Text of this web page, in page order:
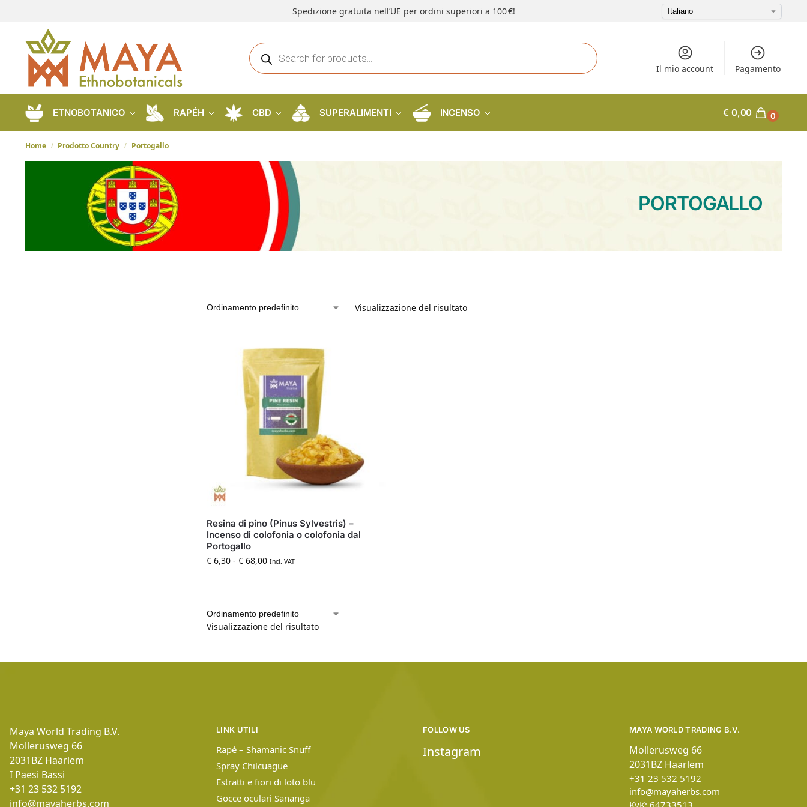
Spedizione gratuita nell’UE per ordini superiori a 100 €!
Il mio account Pagamento
ETNOBOTANICO RAPÉH CBD SUPERALIMENTI INCENSO € 0,00 0
Home / Prodotto Country / Portogallo
PORTOGALLO
Visualizzazione del risultato
Resina di pino (Pinus Sylvestris) –
Incenso di colofonia o colofonia dal
Portogallo
€ 6,30 - € 68,00 Incl. VAT
Visualizzazione del risultato
Maya World Trading B.V.
Mollerusweg 66
2031BZ Haarlem
I Paesi Bassi
+31 23 532 5192
info@mayaherbs.com
LINK UTILI
Rapé – Shamanic Snuff
Spray Chilcuague
Estratti e fiori di loto blu
Gocce oculari Sananga
MAYA WORLD TRADING B.V.
Mollerusweg 66
2031BZ Haarlem
+31 23 532 5192
info@mayaherbs.com
FOLLOW US
Instagram